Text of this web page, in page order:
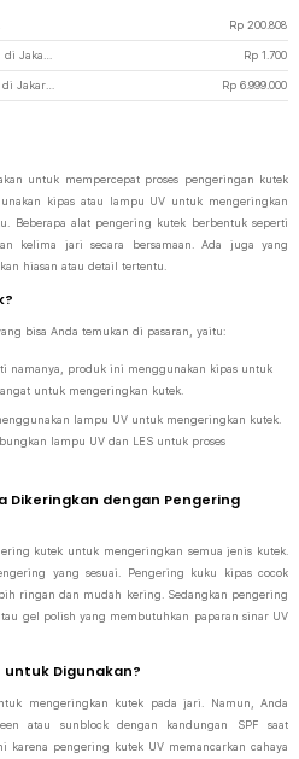
Rp 200.808
Rp 1.700
Rp 6.999.000
untuk mempercepat proses pengeringan kutek
kipas atau lampu UV untuk mengeringkan
Beberapa alat pengering kutek berbentuk seperti
kelima jari secara bersamaan. Ada juga yang
hiasan atau detail tertentu.
bisa Anda temukan di pasaran, yaitu:
namanya, produk ini menggunakan kipas untuk
untuk mengeringkan kutek.
lampu UV untuk mengeringkan kutek.
lampu UV dan LES untuk proses
Dikeringkan dengan Pengering
kutek untuk mengeringkan semua jenis kutek.
yang sesuai. Pengering kuku kipas cocok
ringan dan mudah kering. Sedangkan pengering
gel polish yang membutuhkan paparan sinar UV
untuk Digunakan?
mengeringkan kutek pada jari. Namun, Anda
atau sunblock dengan kandungan SPF saat
karena pengering kutek UV memancarkan cahaya